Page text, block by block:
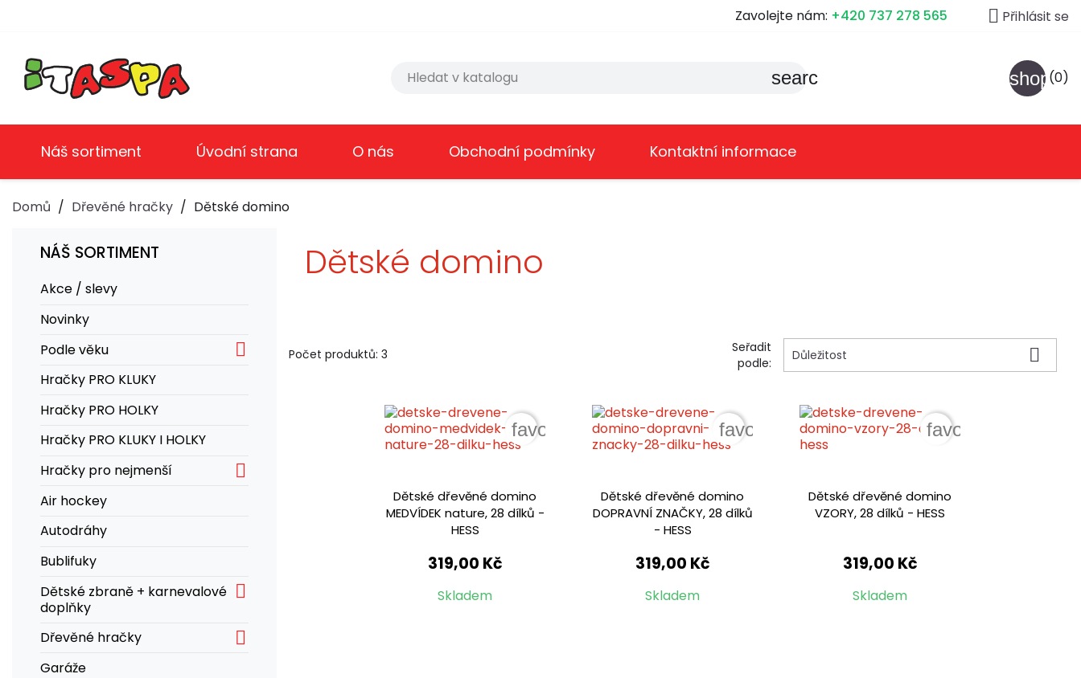
Zavolejte nám: +420 737 278 565  Přihlásit se
search (0)
Náš sortiment Úvodní strana O nás Obchodní podmínky Kontaktní informace
Domů Dřevěné hračky Dětské domino
NÁŠ SORTIMENT
Akce / slevy
Novinky
Podle věku

Hračky PRO KLUKY
Hračky PRO HOLKY
Hračky PRO KLUKY I HOLKY
Hračky pro nejmenší

Air hockey
Autodráhy
Bublifuky
Dětské zbraně + karnevalové
doplňky

Dřevěné hračky 
Garáže
Dětské domino
Počet produktů: 3
Seřadit
podle:
Důležitost 
Dětské dřevěné domino
MEDVÍDEK nature, 28 dílků -
HESS
319,00 Kč
Skladem
favorite_border
Dětské dřevěné domino
DOPRAVNÍ ZNAČKY, 28 dílků
- HESS
319,00 Kč
Skladem
favorite_border
Dětské dřevěné domino
VZORY, 28 dílků - HESS
319,00 Kč
Skladem
favorite_border